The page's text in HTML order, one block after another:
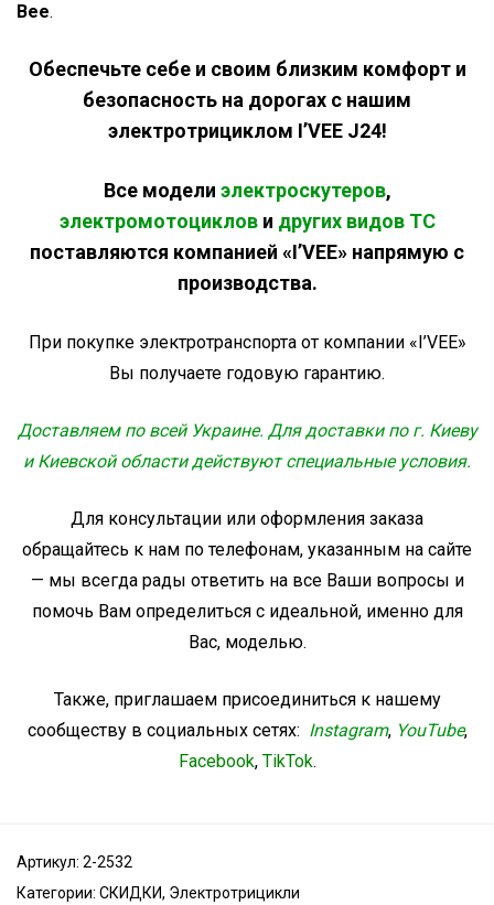
Bee.
Обеспечьте себе и своим близким комфорт и
безопасность на дорогах с нашим
электротрициклом I’VEE J24!
Все модели электроскутеров,
электромотоциклови других видов ТС
поставляются компанией «I’VEE» напрямую с
производства.
При покупке электротранспорта от компании «I’VEE»
Вы получаете годовую гарантию.
Доставляем по всей Украине. Для доставки по г. Киеву
и Киевской области действуют специальные условия.
Для консультации или оформления заказа
обращайтесь к нам по телефонам, указанным на сайте
— мы всегда рады ответить на все Ваши вопросы и
помочь Вам определиться с идеальной, именно для
Вас, моделью.
Также, приглашаем присоединиться к нашему
сообществу в социальных сетях: Instagram, YouTube,
Facebook, TikTok.
Артикул: 2-2532
Категории: СКИДКИ, Электротрицикли